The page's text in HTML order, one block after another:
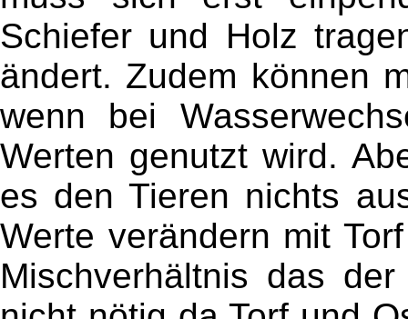
Schiefer und Holz
ändert. Zudem können
wenn bei
Werten genutzt wird.
es den Tieren nichts
Werte verändern mit
Mischverhältnis das